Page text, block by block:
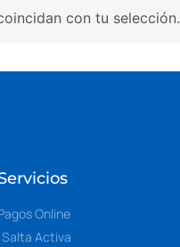
con tu selección.
Online
Salta Activa